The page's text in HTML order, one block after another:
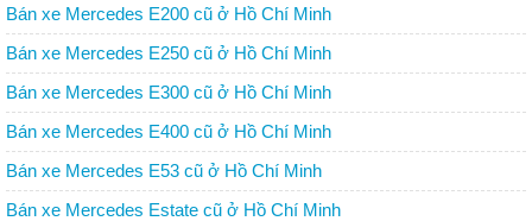
Bán xe Mercedes E200 cũ ở Hồ Chí Minh
Bán xe Mercedes E250 cũ ở Hồ Chí Minh
Bán xe Mercedes E300 cũ ở Hồ Chí Minh
Bán xe Mercedes E400 cũ ở Hồ Chí Minh
Bán xe Mercedes E53 cũ ở Hồ Chí Minh
Bán xe Mercedes Estate cũ ở Hồ Chí Minh